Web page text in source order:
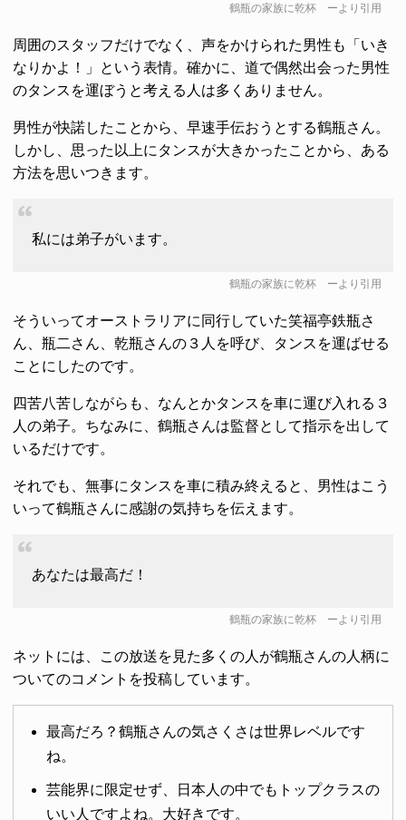
鶴瓶の家族に乾杯ーより引用
周囲のスタッフだけでなく、声をかけられた男性も「いき
なりかよ！」という表情。確かに、道で偶然出会った男性
のタンスを運ぼうと考える人は多くありません。
男性が快諾したことから、早速手伝おうとする鶴瓶さん。
しかし、思った以上にタンスが大きかったことから、ある
方法を思いつきます。
私には弟子がいます。
鶴瓶の家族に乾杯ーより引用
そういってオーストラリアに同行していた笑福亭鉄瓶さ
ん、瓶二さん、乾瓶さんの３人を呼び、タンスを運ばせる
ことにしたのです。
四苦八苦しながらも、なんとかタンスを車に運び入れる３
人の弟子。ちなみに、鶴瓶さんは監督として指示を出して
いるだけです。
それでも、無事にタンスを車に積み終えると、男性はこう
いって鶴瓶さんに感謝の気持ちを伝えます。
あなたは最高だ！
鶴瓶の家族に乾杯ーより引用
ネットには、この放送を見た多くの人が鶴瓶さんの人柄に
ついてのコメントを投稿しています。
最高だろ？鶴瓶さんの気さくさは世界レベルです
ね。
芸能界に限定せず、日本人の中でもトップクラスの
いい人ですよね。大好きです。